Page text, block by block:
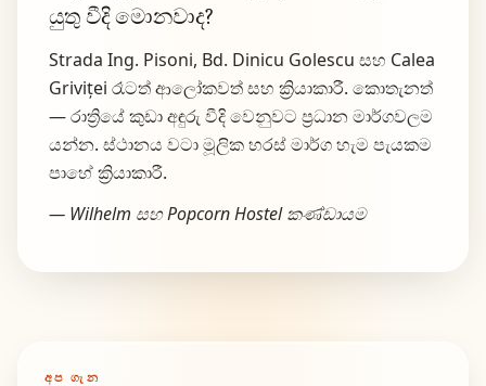
යුතු වීදි මොනවාද?
Strada Ing. Pisoni, Bd. Dinicu Golescu සහ Calea
Griviței රෑටත් ආලෝකවත් සහ ක්‍රියාකාරී. කොතැනත්
— රාත්‍රියේ කුඩා අඳුරු වීදි වෙනුවට ප්‍රධාන මාර්ගවලම
යන්න. ස්ථානය වටා මූලික හරස් මාර්ග හැම පැයකම
පාහේ ක්‍රියාකාරී.
— Wilhelm සහ Popcorn Hostel කණ්ඩායම
අප ගැන